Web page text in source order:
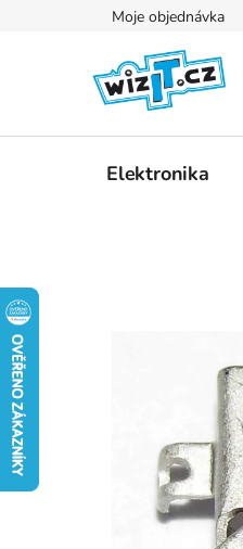
Moje objednávka
Elektronika